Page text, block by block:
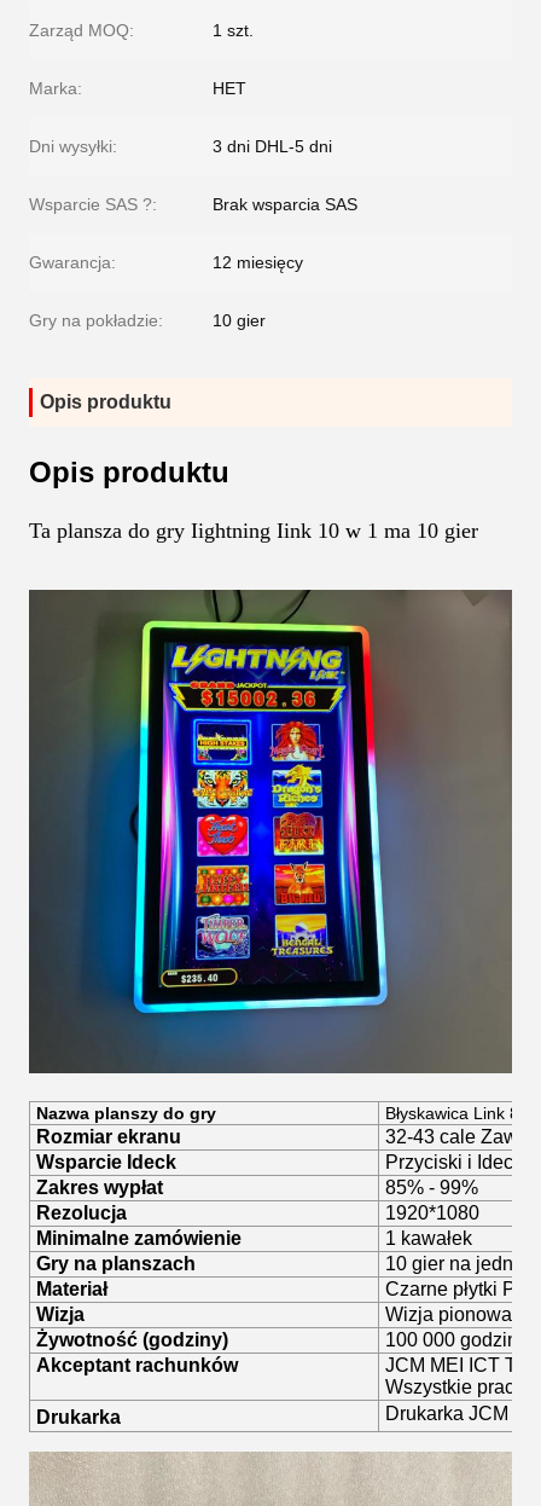
Zarząd MOQ: 1 szt.
Marka: HET
Dni wysyłki: 3 dni DHL-5 dni
Wsparcie SAS ?: Brak wsparcia SAS
Gwarancja: 12 miesięcy
Gry na pokładzie: 10 gier
Opis produktu
Opis produktu
Ta plansza do gry Iightning Iink 10 w 1 ma 10 gier
Nazwa planszy do gry Błyskawica Link 8 w
Rozmiar ekranu
32-43 cale
Wsparcie Ideck
Przyciski i Ideck
Zakres wypłat
85% - 99%
Rezolucja
1920*1080
Minimalne zamówienie
1 kawałek
Gry na planszach
10 gier na jednej
Materiał
Czarne płytki
Wizja
Wizja pionowa
Żywotność (godziny)
100 000 godzin
Akceptant rachunków
JCM MEI ICT
Wszystkie prace
Drukarka
Drukarka JCM